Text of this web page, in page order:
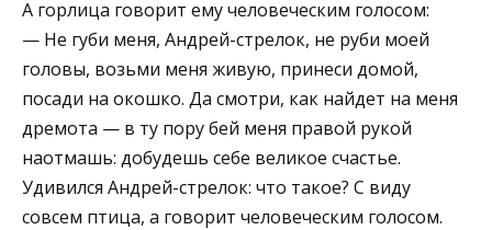
А горлица говорит ему человеческим голосом:
— Не губи меня, Андрей-стрелок, не руби моей
головы, возьми меня живую, принеси домой,
посади на окошко. Да смотри, как найдет на меня
дремота — в ту пору бей меня правой рукой
наотмашь: добудешь себе великое счастье.
Удивился Андрей-стрелок: что такое? С виду
совсем птица, а говорит человеческим голосом.